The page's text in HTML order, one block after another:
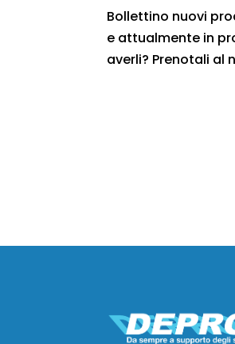
Bollettino nuovi
e attualmente in
averli? Prenotali al